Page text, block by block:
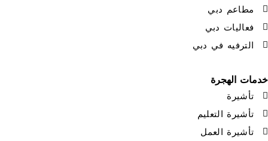
دبي
دبي
في دبي
التعليم
العمل